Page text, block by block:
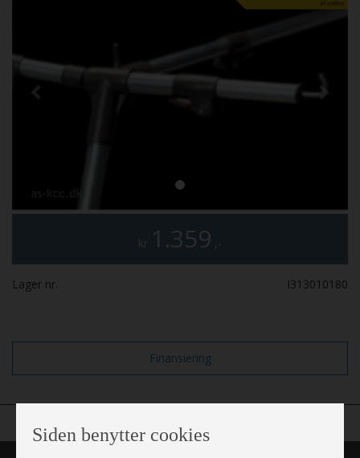
kr 1.359 ,-
Lager nr. I313010180
Finansiering
Siden benytter cookies